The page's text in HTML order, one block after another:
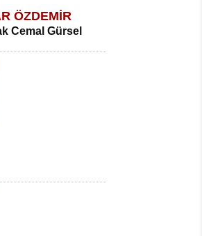
ÖZDEMİR
Cemal Gürsel